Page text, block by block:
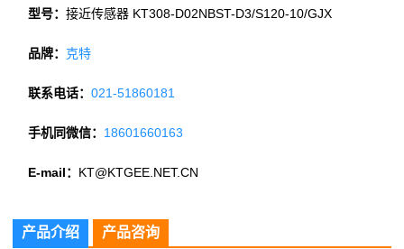
型号：接近传感器 KT308-D02NBST-D3/S120-10/GJX
品牌： 克特
联系电话：021-51860181
手机同微信： 18601660163
E-mail： KT@KTGEE.NET.CN
产品介绍 产品咨询